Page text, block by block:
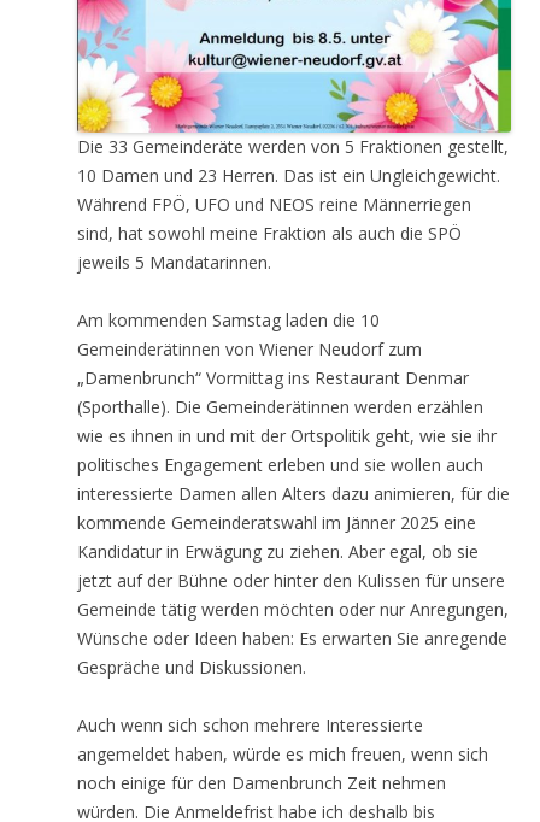
Die 33 Gemeinderäte werden von 5 Fraktionen gestellt,
10 Damen und 23 Herren. Das ist ein Ungleichgewicht.
Während FPÖ, UFO und NEOS reine Männerriegen
sind, hat sowohl meine Fraktion als auch die SPÖ
jeweils 5 Mandatarinnen.
Am kommenden Samstag laden die 10
Gemeinderätinnen von Wiener Neudorf zum
„Damenbrunch“ Vormittag ins Restaurant Denmar
(Sporthalle). Die Gemeinderätinnen werden erzählen
wie es ihnen in und mit der Ortspolitik geht, wie sie ihr
politisches Engagement erleben und sie wollen auch
interessierte Damen allen Alters dazu animieren, für die
kommende Gemeinderatswahl im Jänner 2025 eine
Kandidatur in Erwägung zu ziehen. Aber egal, ob sie
jetzt auf der Bühne oder hinter den Kulissen für unsere
Gemeinde tätig werden möchten oder nur Anregungen,
Wünsche oder Ideen haben: Es erwarten Sie anregende
Gespräche und Diskussionen.
Auch wenn sich schon mehrere Interessierte
angemeldet haben, würde es mich freuen, wenn sich
noch einige für den Damenbrunch Zeit nehmen
würden. Die Anmeldefrist habe ich deshalb bis